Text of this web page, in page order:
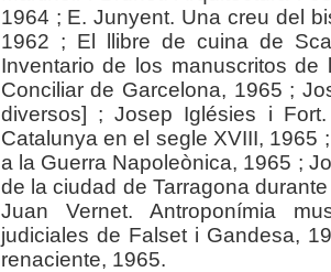
1964 ; E. Junyent. Una creu del
1962 ; El llibre de cuina de
Inventario de los manuscritos de
Conciliar de Garcelona, 1965 ;
diversos] ; Josep Iglésies i
Catalunya en el segle XVIII, 1965
a la Guerra Napoleònica, 1965 ;
de la ciudad de Tarragona
Juan Vernet. Antroponímia
judiciales de Falset i Gandesa,
renaciente, 1965.